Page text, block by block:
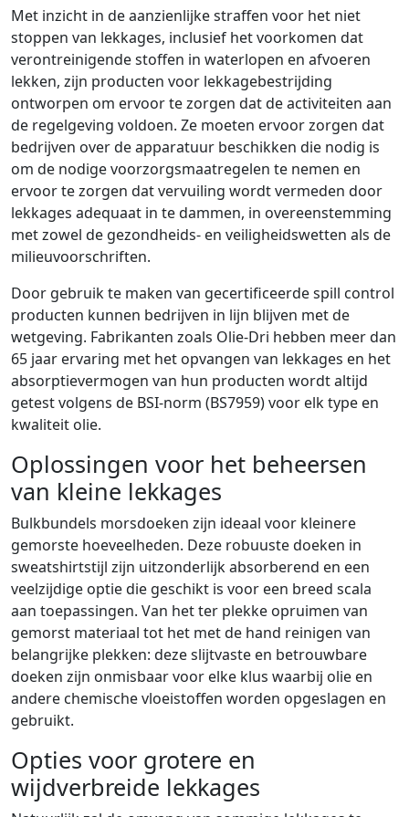
Met inzicht in de aanzienlijke straffen voor het niet
stoppen van lekkages, inclusief het voorkomen dat
verontreinigende stoffen in waterlopen en afvoeren
lekken, zijn producten voor lekkagebestrijding
ontworpen om ervoor te zorgen dat de activiteiten aan
de regelgeving voldoen. Ze moeten ervoor zorgen dat
bedrijven over de apparatuur beschikken die nodig is
om de nodige voorzorgsmaatregelen te nemen en
ervoor te zorgen dat vervuiling wordt vermeden door
lekkages adequaat in te dammen, in overeenstemming
met zowel de gezondheids- en veiligheidswetten als de
milieuvoorschriften.
Door gebruik te maken van gecertificeerde spill control
producten kunnen bedrijven in lijn blijven met de
wetgeving. Fabrikanten zoals Olie-Dri hebben meer dan
65 jaar ervaring met het opvangen van lekkages en het
absorptievermogen van hun producten wordt altijd
getest volgens de BSI-norm (BS7959) voor elk type en
kwaliteit olie.
Oplossingen voor het beheersen
van kleine lekkages
Bulkbundels morsdoeken zijn ideaal voor kleinere
gemorste hoeveelheden. Deze robuuste doeken in
sweatshirtstijl zijn uitzonderlijk absorberend en een
veelzijdige optie die geschikt is voor een breed scala
aan toepassingen. Van het ter plekke opruimen van
gemorst materiaal tot het met de hand reinigen van
belangrijke plekken: deze slijtvaste en betrouwbare
doeken zijn onmisbaar voor elke klus waarbij olie en
andere chemische vloeistoffen worden opgeslagen en
gebruikt.
Opties voor grotere en
wijdverbreide lekkages